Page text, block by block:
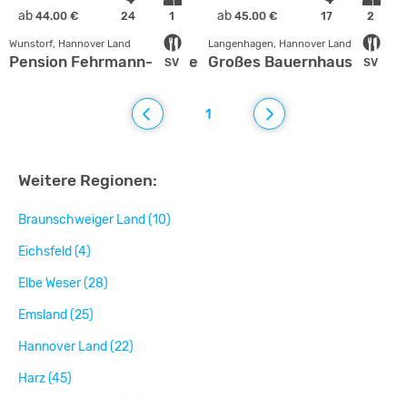
ab 44.00 € 24 1
SV
Wunstorf, Hannover Land
Pension Fehrmann-Kauke am Steinhuder Meer
ab 45.00 € 17 2
SV
Langenhagen, Hannover Land
Großes Bauernhaus
1
Weitere Regionen:
Braunschweiger Land (10)
Eichsfeld (4)
Elbe Weser (28)
Emsland (25)
Hannover Land (22)
Harz (45)